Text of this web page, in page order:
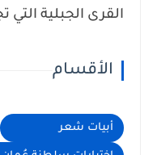
القرى الجبلية
الأقسام
أبيات شعر